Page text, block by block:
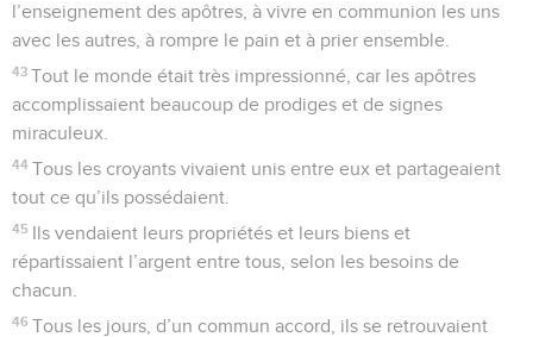
l’enseignement des apôtres, à vivre en communion les uns
avec les autres, à rompre le pain et à prier ensemble.
43 Tout le monde était très impressionné, car les apôtres
accomplissaient beaucoup de prodiges et de signes
miraculeux.
44 Tous les croyants vivaient unis entre eux et partageaient
tout ce qu’ils possédaient.
45 Ils vendaient leurs propriétés et leurs biens et
répartissaient l’argent entre tous, selon les besoins de
chacun.
46 Tous les jours, d’un commun accord, ils se retrouvaient